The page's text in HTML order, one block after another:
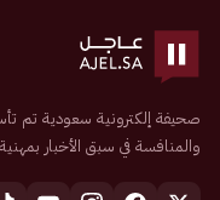
والمنافسة في سبق الأخبار